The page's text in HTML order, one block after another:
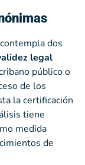
dos
legal
público o
de los
la certificación
tiene
medida
de